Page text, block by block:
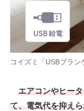
AI活用のいまが分か
企業ITのトレンドを詳
経営リーダーのコミ
ITエンジニア向け専
コイズミ「USBブラン
エアコンやヒー
て、電気代を抑え